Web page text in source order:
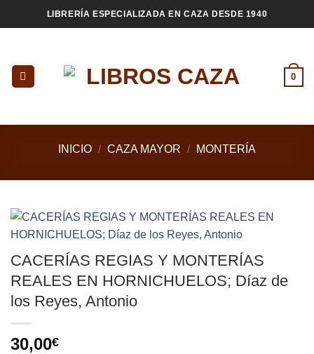
al
LIBRERÍA ESPECIALIZADA EN CAZA DESDE 1940
0
INICIO / CAZA MAYOR / MONTERÍA
CACERÍAS REGIAS Y MONTERÍAS
REALES EN HORNICHUELOS; Díaz de
los Reyes, Antonio
30,00€